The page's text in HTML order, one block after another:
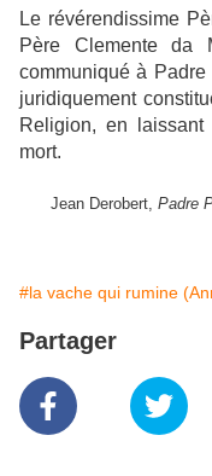
Le révérendissime
Père Clemente
communiqué à
juridiquement
Religion, en
mort.
Jean Derobert, Padre
#la vache qui rumine
Partager